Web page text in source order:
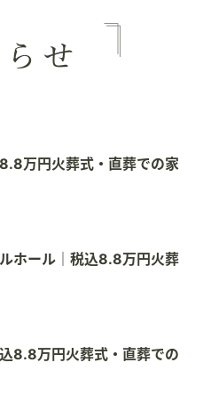
万円火葬式・直葬での家
ホール｜税込8.8万円火葬
8.8万円火葬式・直葬での